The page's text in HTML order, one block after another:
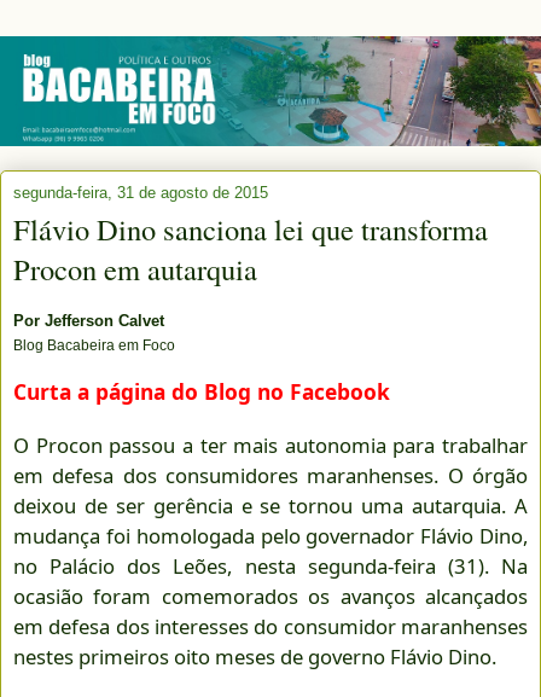
segunda-feira, 31 de agosto de 2015
Flávio Dino sanciona lei que transforma
Procon em autarquia
Por Jefferson Calvet
Blog Bacabeira em Foco
Curta a página do Blog no Facebook
O Procon passou a ter mais autonomia para trabalhar
em defesa dos consumidores maranhenses. O órgão
deixou de ser gerência e se tornou uma autarquia. A
mudança foi homologada pelo governador Flávio Dino,
no Palácio dos Leões, nesta segunda-feira (31). Na
ocasião foram comemorados os avanços alcançados
em defesa dos interesses do consumidor maranhenses
nestes primeiros oito meses de governo Flávio Dino.